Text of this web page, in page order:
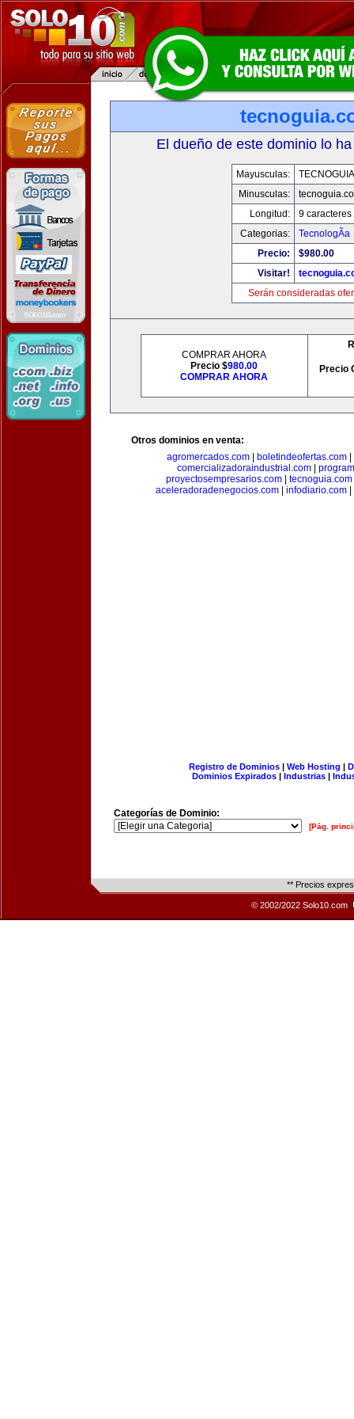
El dueño de este dominio lo
Mayusculas:
Minusculas:
Longitud:
9 caracteres
Categorias:
TecnologÃ­a
Precio:
$980.00
Visitar!
Serán consideradas
COMPRAR AHORA
Precio $980.00
COMPRAR AHORA
Precio
Otros dominios en venta:
agromercados.com
boletindeofertas.com
comercializadoraindustrial.com
proyectosempresarios.com
tecnoguia.com
aceleradoradenegocios.com| infodiario.com|
Registro de Dominios| Web Hosting |
Dominios Expirados | Industrias |
Categorías de Dominio:
[Pág.
** Precios
© 2002/2022 Solo10.com